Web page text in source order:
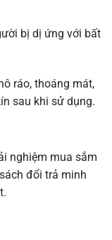
bị dị ứng với bất
ráo, thoáng mát,
sau khi sử dụng.
nghiệm mua sắm
đổi trả minh